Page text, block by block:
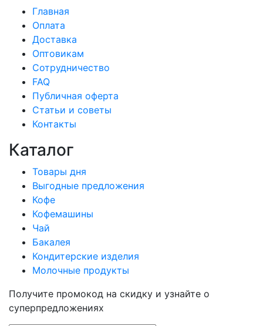
Главная
Оплата
Доставка
Оптовикам
Сотрудничество
FAQ
Публичная оферта
Статьи и советы
Контакты
Каталог
Товары дня
Выгодные предложения
Кофе
Кофемашины
Чай
Бакалея
Кондитерские изделия
Молочные продукты
Получите промокод на скидку и узнайте о
суперпредложениях